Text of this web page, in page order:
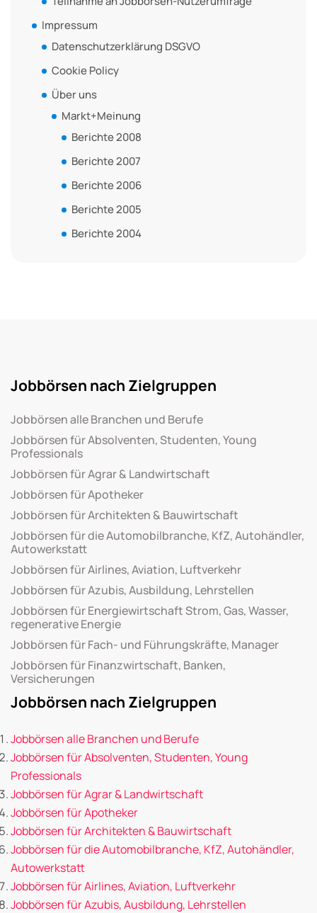
Impressum
Datenschutzerklärung DSGVO
Cookie Policy
Über uns
Markt+Meinung
Berichte 2008
Berichte 2007
Berichte 2006
Berichte 2005
Berichte 2004
Jobbörsen nach Zielgruppen
Jobbörsen alle Branchen und Berufe
Jobbörsen für Absolventen, Studenten, Young
Professionals
Jobbörsen für Agrar & Landwirtschaft
Jobbörsen für Apotheker
Jobbörsen für Architekten & Bauwirtschaft
Jobbörsen für die Automobilbranche, KfZ, Autohändler,
Autowerkstatt
Jobbörsen für Airlines, Aviation, Luftverkehr
Jobbörsen für Azubis, Ausbildung, Lehrstellen
Jobbörsen für Energiewirtschaft Strom, Gas, Wasser,
regenerative Energie
Jobbörsen für Fach- und Führungskräfte, Manager
Jobbörsen für Finanzwirtschaft, Banken,
Versicherungen
Jobbörsen nach Zielgruppen
Jobbörsen alle Branchen und Berufe
Jobbörsen für Absolventen, Studenten, Young
Professionals
Jobbörsen für Agrar & Landwirtschaft
Jobbörsen für Apotheker
Jobbörsen für Architekten & Bauwirtschaft
Jobbörsen für die Automobilbranche, KfZ, Autohändler,
Autowerkstatt
Jobbörsen für Airlines, Aviation, Luftverkehr
Jobbörsen für Azubis, Ausbildung, Lehrstellen